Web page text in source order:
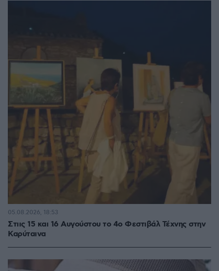
Στιις 15 και 16 Αυγούστου το 4ο Φεστιβάλ Τέχνης στην
Καρύταινα
05.08.2026, 18:53